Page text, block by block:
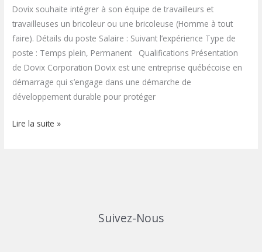
Dovix souhaite intégrer à son équipe de travailleurs et
travailleuses un bricoleur ou une bricoleuse (Homme à tout
faire). Détails du poste Salaire : Suivant l’expérience Type de
poste : Temps plein, Permanent Qualifications Présentation
de Dovix Corporation Dovix est une entreprise québécoise en
démarrage qui s’engage dans une démarche de
développement durable pour protéger
faire)
Lire la suite »
Suivez-Nous